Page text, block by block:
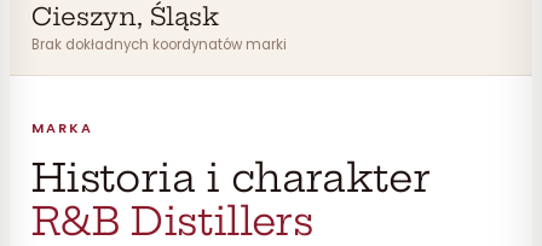
Cieszyn, Śląsk
Brak dokładnych koordynatów marki
MARKA
Historia i charakter
R&B Distillers